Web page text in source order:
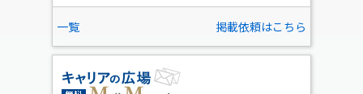
一覧 掲載依頼はこちら